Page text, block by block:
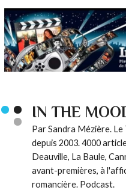
IN THE
Par Sandra Mézière.
depuis 2003. 4000
Deauville, La Baule,
avant-premières, à
romancière. Podcast.